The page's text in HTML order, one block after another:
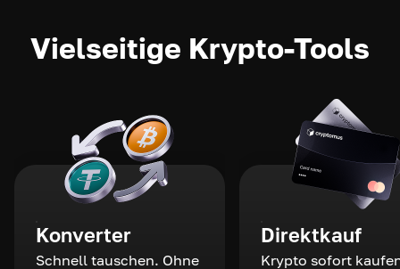
Vielseitige Krypto-Tools
Konverter
Schnell tauschen. Ohne
Direktkauf
Krypto sofort